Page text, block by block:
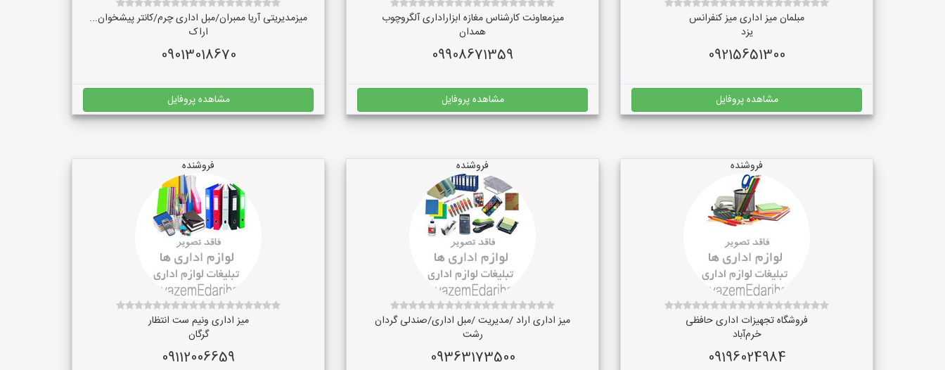
مبلمان میز اداری میز کنفرانس
یزد
09215651300
مشاهده پروفایل
میزمعاونت کارشناس مغازه ابزاراداری آلگروچوب
همدان
09908671359
مشاهده پروفایل
میزمدیریتی آریا ممبران/مبل اداری چرم/کانتر پیشخوان...
اراک
09013018670
مشاهده پروفایل
فروشنده
فروشگاه تجهیزات اداری حافظی
خرم‌آباد
09196024984
فروشنده
میز اداری اراد /مدیریت /مبل اداری/صندلی گردان
رشت
09363173500
فروشنده
میز اداری ونیم ست انتظار
گرگان
09112006659